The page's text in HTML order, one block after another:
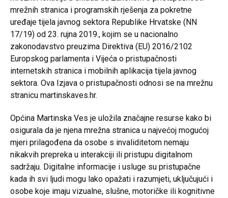
mrežnih stranica i programskih rješenja za pokretne
uređaje tijela javnog sektora Republike Hrvatske (NN
17/19) od 23. rujna 2019., kojim se u nacionalno
zakonodavstvo preuzima Direktiva (EU) 2016/2102
Europskog parlamenta i Vijeća o pristupačnosti
internetskih stranica i mobilnih aplikacija tijela javnog
sektora. Ova Izjava o pristupačnosti odnosi se na mrežnu
stranicu martinskaves.hr.
Općina Martinska Ves je uložila značajne resurse kako bi
osigurala da je njena mrežna stranica u najvećoj mogućoj
mjeri prilagođena da osobe s invaliditetom nemaju
nikakvih prepreka u interakciji ili pristupu digitalnom
sadržaju. Digitalne informacije i usluge su pristupačne
kada ih svi ljudi mogu lako opažati i razumjeti, uključujući i
osobe koje imaju vizualne, slušne, motoričke ili kognitivne